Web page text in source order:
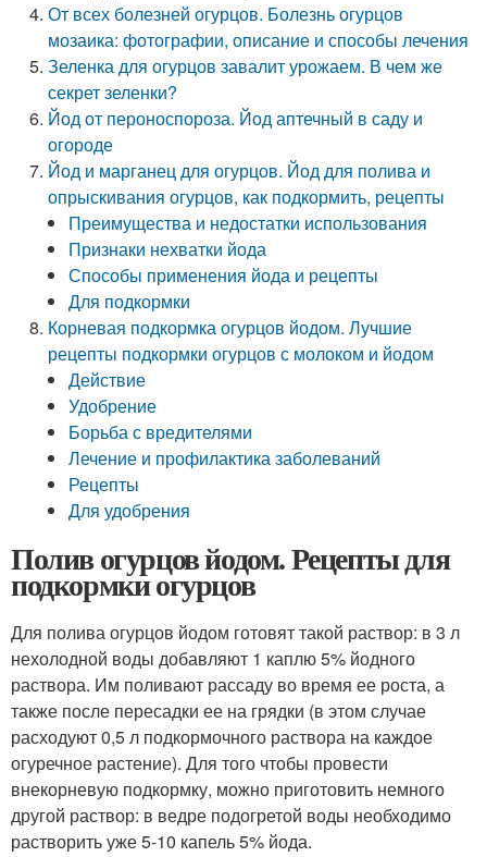
От всех болезней огурцов. Болезнь огурцов
мозаика: фотографии, описание и способы лечения
Зеленка для огурцов завалит урожаем. В чем же
секрет зеленки?
Йод от пероноспороза. Йод аптечный в саду и
огороде
Йод и марганец для огурцов. Йод для полива и
опрыскивания огурцов, как подкормить, рецепты
Преимущества и недостатки использования
Признаки нехватки йода
Способы применения йода и рецепты
Для подкормки
Корневая подкормка огурцов йодом. Лучшие
рецепты подкормки огурцов с молоком и йодом
Действие
Удобрение
Борьба с вредителями
Лечение и профилактика заболеваний
Рецепты
Для удобрения
Полив огурцов йодом. Рецепты для
подкормки огурцов
Для полива огурцов йодом готовят такой раствор: в 3 л
нехолодной воды добавляют 1 каплю 5% йодного
раствора. Им поливают рассаду во время ее роста, а
также после пересадки ее на грядки (в этом случае
расходуют 0,5 л подкормочного раствора на каждое
огуречное растение). Для того чтобы провести
внекорневую подкормку, можно приготовить немного
другой раствор: в ведре подогретой воды необходимо
растворить уже 5-10 капель 5% йода.